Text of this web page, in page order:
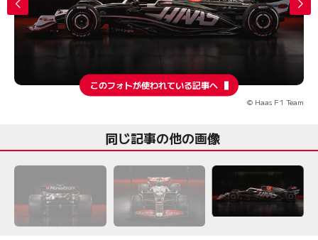
このフォトが使われている記事へ
© Haas F1 Team
同じ記事の他の画像